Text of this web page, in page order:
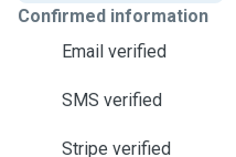
Confirmed information
Email verified
SMS verified
Stripe verified